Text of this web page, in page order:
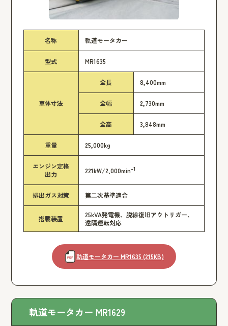
名称 軌道モータカー
型式 MR1635
車体寸法
全長 8,400mm
全幅 2,730mm
全高 3,848mm
重量 25,000kg
エンジン定格
出力
221kW/2,000min-1
排出ガス対策 第二次基準適合
搭載装置
25kVA発電機、脱線復旧アウトリガー、
遠隔運転対応
軌道モータカー MR1635 (215KB)
軌道モータカー MR1629